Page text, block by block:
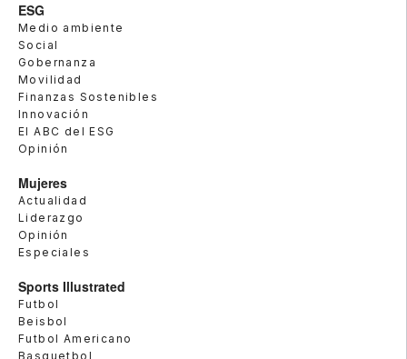
ESG
Medio ambiente
Social
Gobernanza
Movilidad
Finanzas Sostenibles
Innovación
El ABC del ESG
Opinión
Mujeres
Actualidad
Liderazgo
Opinión
Especiales
Sports Illustrated
Futbol
Beisbol
Futbol Americano
Basquetbol